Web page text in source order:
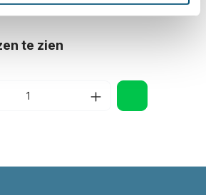
- 5-delig - voor rijenboring
te zien